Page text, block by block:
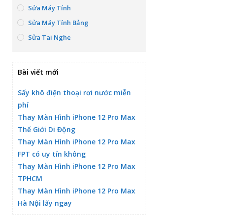
Sửa Máy Tính
Sửa Máy Tính Bảng
Sửa Tai Nghe
Bài viết mới
Sấy khô điện thoại rơi nước miễn
phí
Thay Màn Hình iPhone 12 Pro Max
Thế Giới Di Động
Thay Màn Hình iPhone 12 Pro Max
FPT có uy tín không
Thay Màn Hình iPhone 12 Pro Max
TPHCM
Thay Màn Hình iPhone 12 Pro Max
Hà Nội lấy ngay